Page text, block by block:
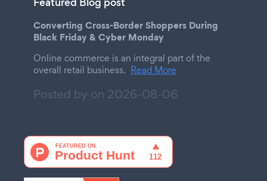
Converting Cross-Border Shoppers During
Black Friday & Cyber Monday
Online commerce is an integral part of the
overall retail business. Read More
Posted by on 2026-08-06